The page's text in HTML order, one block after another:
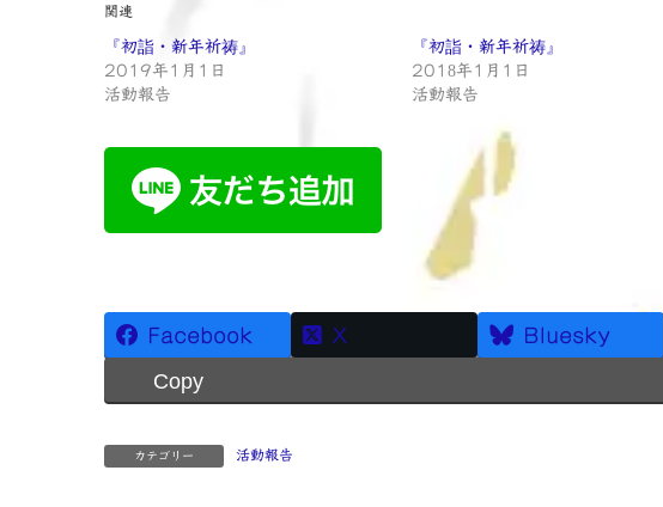
関連
『初詣・新年祈祷』
2019年1月1日
活動報告
『初詣・新年祈祷』
2018年1月1日
活動報告
Facebook X Bluesky
Copy
カテゴリー 活動報告